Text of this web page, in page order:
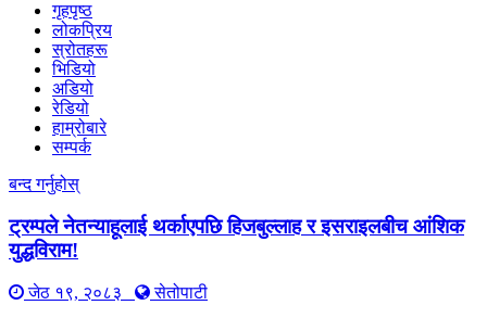
गृहपृष्ठ
लोकप्रिय
स्रोतहरू
भिडियो
अडियो
रेडियो
हाम्रोबारे
सम्पर्क
बन्द गर्नुहोस्
ट्रम्पले नेतन्याहूलाई थर्काएपछि हिजबुल्लाह र इसराइलबीच आंशिक
युद्धविराम!
जेठ १९, २०८३
सेतोपाटी